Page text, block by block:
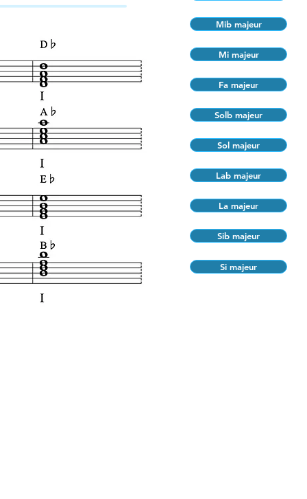
Mib majeur
Mi majeur
Fa majeur
Solb majeur
Sol majeur
Lab majeur
La majeur
Sib majeur
Si majeur